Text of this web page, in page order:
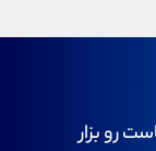
رو بزار